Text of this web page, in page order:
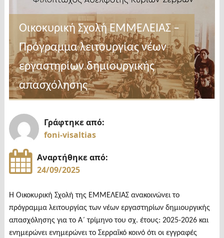
οργανισμών
προς
τον
Πρωθυπουργό
για
βιωσιμότητα
του
Τύπου
στην
Ελλάδα"
Οικοκυρική Σχολή ΕΜΜΕΛΕΙΑΣ –
Πρόγραμμα λειτουργίας νέων
εργαστηρίων δημιουργικής
απασχόλησης
Γράφτηκε από:
foni-visaltias
Αναρτήθηκε από:
24/09/2025
Η Οικοκυρική Σχολή της ΕΜΜΕΛΕΙΑΣ ανακοινώνει το
πρόγραμμα λειτουργίας των νέων εργαστηρίων δημιουργικής
απασχόλησης για το Α΄ τρίμηνο του σχ. έτους: 2025-2026 και
ενημερώνει ενημερώνει το Σερραϊκό κοινό ότι οι εγγραφές